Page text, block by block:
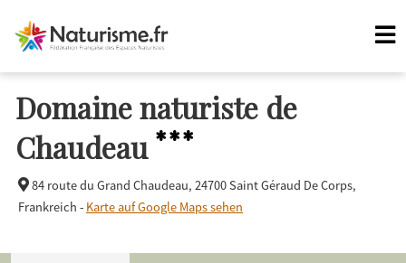
Domaine naturiste de
Chaudeau ***
84 route du Grand Chaudeau, 24700 Saint Géraud De Corps,
Frankreich - Karte auf Google Maps sehen